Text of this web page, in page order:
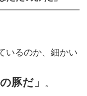
いるのか、細かい
豚だ」 。